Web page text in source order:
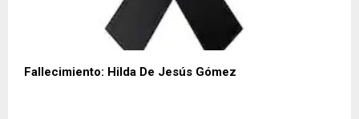
Fallecimiento: Hilda De Jesús Gómez